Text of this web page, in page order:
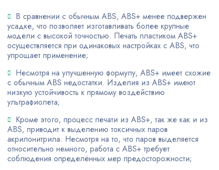
В сравнении с обычным ABS, ABS+ менее подвержен
усадке, что позволяет изготавливать более крупные
модели с высокой точностью. Печать пластиком ABS+
осуществляется при одинаковых настройках с ABS, что
упрощает применение;
Несмотря на улучшенную формулу, ABS+ имеет схожие
с обычным ABS недостатки. Изделия из ABS+ имеют
низкую устойчивость к прямому воздействию
ультрафиолета;
Кроме этого, процесс печати из ABS+, так же как и из
ABS, приводит к выделению токсичных паров
акрилонитрила. Несмотря на то, что паров выделяется
относительно немного, работа с ABS+ требует
соблюдения определённых мер предосторожности;